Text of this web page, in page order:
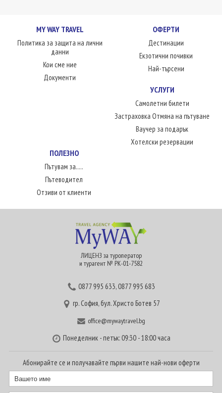
MY WAY TRAVEL
Политика за защита на лични
данни
Кои сме ние
Документи
ОФЕРТИ
Дестинации
Екзотични почивки
Най-търсени
УСЛУГИ
Самолетни билети
Застраховка Отмяна на пътуване
Ваучер за подарък
Хотелски резервации
ПОЛЕЗНО
Пътувам за.....
Пътеводител
Отзиви от клиенти
ЛИЦЕНЗ за туроператор
и турагент № РК-01-7582
0877 995 633,0877 995 683
гр. София, бул. Христо Ботев 57
office@mywaytravel.bg
Понеделник - петък: 09:30 - 18:00 часа
Абонирайте се и получавайте първи нашите най-нови оферти